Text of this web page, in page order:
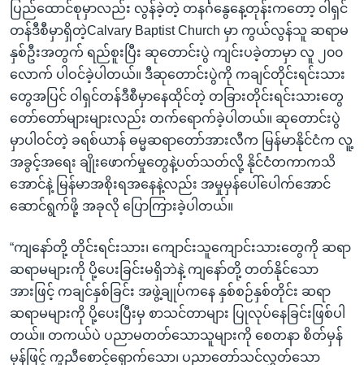
ပြည်ထောင်စုမှာလည်း လွန်ခဲ့တဲ့ တနင်္ဂနွေနေ့တုန်းကတော့ ဝါရှင်
တန်ဒီစီမှာရှိတဲ့Calvary Baptist Church မှာ ကွယ်လွန်သူ ဆရာမ
နှစ်ဦးအတွက် ရည်စူးပြီး ဆုတောင်းပွဲ ကျင်းပခဲ့တာမှာ လူ ၂၀၀
လောက် ပါဝင်ခဲ့ပါတယ်။ ဒီဆုတောင်းပွဲကို ကချင်တိုင်းရင်းသား
တွေအပြင် ဝါရှင်တန်ဒီစီမှာနေထိုင်တဲ့ တခြားတိုင်းရင်းသားတွေ
တော်တော်များများလည်း တက်ရောက်ခဲ့ပါတယ်။ ဆုတောင်းပွဲ
မှာပါဝင်တဲ့ ခရစ်ယာန် ဓမ္မဆရာတော်အားလီက မြန်မာနိုင်ငံက လူ့
အခွင့်အရေး ချိုးဖောက်မှုတွေနဲ့ပတ်သတ်လို့ နိုင်ငံတကာကသိ
အောင်နဲ့ မြန်မာအစိုးရအနေနဲ့လည်း အမှုမှန်ပေါ်ပေါက်အောင်
ဆောင်ရွက်ဖို့ အခုလို ပြောကြားခဲ့ပါတယ်။
“ကျနော်တို့ တိုင်းရင်းသား၊ ကျောင်းသူကျောင်းသားတွေကို ဆရာ
ဆရာမများကို ပို့ပေးခြင်းမရှိဘဲနဲ့ ကျနော်တို့ တတ်နိုင်သော
အားဖြင့် ကချင်နှစ်ခြင်း အဖွဲ့ချုပ်ကနေ နှစ်စဉ်နှစ်တိုင်း ဆရာ
ဆရာမများကို ပို့ပေးပြီးမှ စာသင်တာများ ပြုလုပ်နေခြင်းဖြစ်ပါ
တယ်။ တကယ်ပဲ ပညာမတတ်သောသူများကို စေတနာ စိတ်မှန်
မှန်ဖြင့် ကူညီစောင့်ရှောက်သော၊ ပညာတော်သင်လွှတ်သော